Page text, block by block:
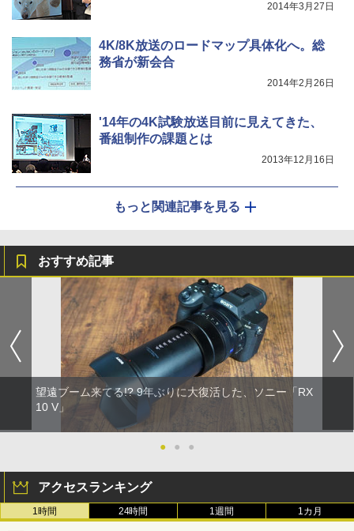
2014年3月27日
4K/8K放送のロードマップ具体化へ。総
務省が新会合
2014年2月26日
'14年の4K試験放送目前に見えてきた、
番組制作の課題とは
2013年12月16日
もっと関連記事を見る
おすすめ記事
望遠ブーム来てる!? 9年ぶりに大復活した、ソニー「RX
10 V」
● ● ●
アクセスランキング
1時間 24時間 1週間 1カ月